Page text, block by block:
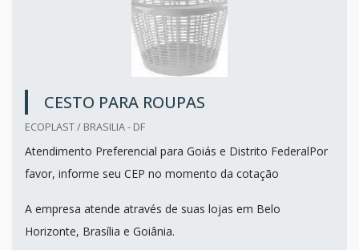
CESTO PARA ROUPAS
ECOPLAST / BRASILIA - DF
Atendimento Preferencial para Goiás e Distrito FederalPor
favor, informe seu CEP no momento da cotação
A empresa atende através de suas lojas em Belo
Horizonte, Brasília e Goiânia.